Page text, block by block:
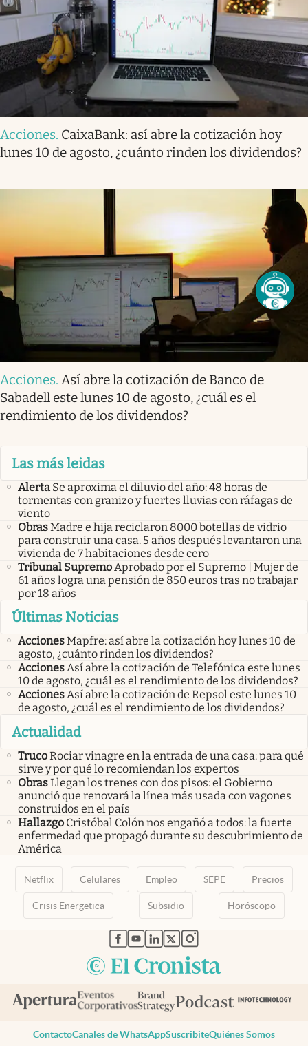
Acciones. CaixaBank: así abre la cotización hoy
lunes 10 de agosto, ¿cuánto rinden los dividendos?
Acciones. Así abre la cotización de Banco de
Sabadell este lunes 10 de agosto, ¿cuál es el
rendimiento de los dividendos?
Las más leidas
Alerta Se aproxima el diluvio del año: 48 horas de
tormentas con granizo y fuertes lluvias con ráfagas de
viento
ObrasMadre e hija reciclaron 8000 botellas de vidrio
para construir una casa. 5 años después levantaron una
vivienda de 7 habitaciones desde cero
Tribunal SupremoAprobado por el Supremo | Mujer de
61 años logra una pensión de 850 euros tras no trabajar
por 18 años
Últimas Noticias
AccionesMapfre: así abre la cotización hoy lunes 10 de
agosto, ¿cuánto rinden los dividendos?
AccionesAsí abre la cotización de Telefónica este lunes
10 de agosto, ¿cuál es el rendimiento de los dividendos?
AccionesAsí abre la cotización de Repsol este lunes 10
de agosto, ¿cuál es el rendimiento de los dividendos?
Actualidad
TrucoRociar vinagre en la entrada de una casa: para qué
sirve y por qué lo recomiendan los expertos
ObrasLlegan los trenes con dos pisos: el Gobierno
anunció que renovará la línea más usada con vagones
construidos en el país
Hallazgo Cristóbal Colón nos engañó a todos: la fuerte
enfermedad que propagó durante su descubrimiento de
América
Netflix Celulares Empleo SEPE Precios
Crisis Energetica Subsidio Horóscopo
abre en nueva pestaña
abre en nueva pestaña
abre en nueva pestaña
abre en nueva pestaña
abre en nueva pestaña
ContactoCanales de WhatsAppSuscribiteQuiénes Somos